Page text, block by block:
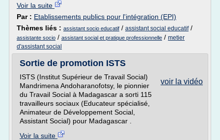
Voir la suite
Par : Etablissements publics pour l'intégration (EPI)
Thèmes liés : assistant socio educatif / assistant social educatif/
assistante socio / assistant social et pratique professionnelle / metier
d'assistant social
Sortie de promotion ISTS
voir la vidéo
ISTS (Institut Supérieur de Travail Social)
Mandrimena Andoharanofotsy, le pionnier
du Travail Social à Madagascar a sorti 115
travailleurs sociaux (Educateur spécialisé,
Animateur de Développement Social,
Assistant Social) pour Madagascar .
Voir la suite